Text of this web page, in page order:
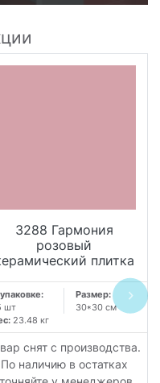
3288 Гармония
розовый
плитка
шт
Размер:
30*30 см
23.48 кг
снят с производства.
По наличию в остатках